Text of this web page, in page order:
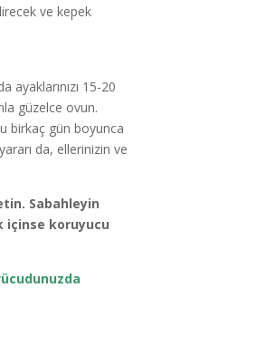
ve kepek
ayaklarınızı 15-20
güzelce ovun.
birkaç gün boyunca
da, ellerinizin ve
Sabahleyin
içinse koruyucu